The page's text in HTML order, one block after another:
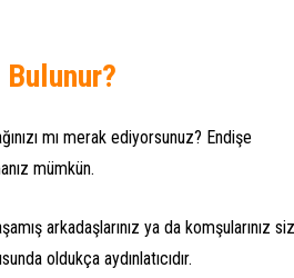
mı merak ediyorsunuz? Endişe
mümkün.
arkadaşlarınız ya da komşularınız
oldukça aydınlatıcıdır.